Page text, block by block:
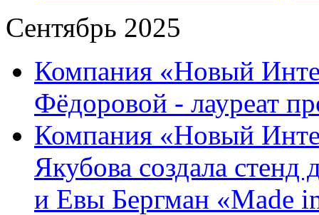
Сентябрь 2025
Компания «Новый
Фёдоровой - лауреат
Компания «Новый
Якубова создала
и Евы Бергман «Made